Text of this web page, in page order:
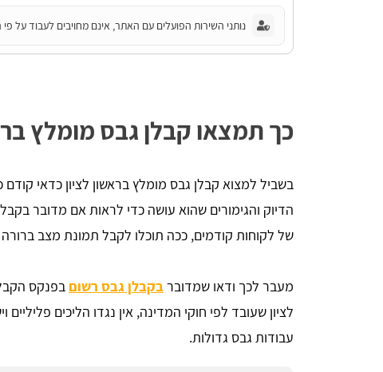
נותני השירות הפועלים עם האתר, אינם מחויבים לעבוד על פי
כך תמצאו קבלן גבס מומלץ
בשביל למצוא קבלן גבס מומלץ בראשון לציון כדאי
הדיוק והגימורים שהוא עושה כדי לראות אם מדובר
של לקוחות קודמים, ככה תוכלו לקבל תמונת מצב ברורה
מעבר לכך ודאו שמדוברבקבלן גבס רשום בפנקס
לציון שעובד לפי חוקי המדינה, אין נגדו הליכים פליליים
עבודות גבס גדולות.